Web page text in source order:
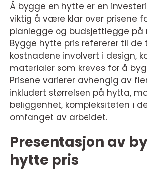
Å bygge en hytte er en
viktig å være klar over prisene
planlegge og budsjettlegge på
Bygge hytte pris refererer til de
kostnadene involvert i design,
materialer som kreves for å
Prisene varierer avhengig av
inkludert størrelsen på hytta,
beliggenhet, kompleksiteten i
omfanget av arbeidet.
Presentasjon av
hytte pris